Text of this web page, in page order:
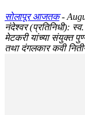
सोलापूर आजतक -
नंदेश्वर (प्रतिनिधी):
मेटकरी यांच्या संयुक्त
तथा दंगलकार कवी